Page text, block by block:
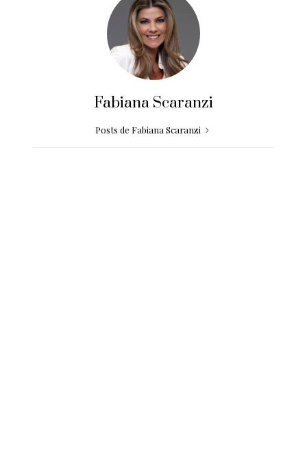
Fabiana Scaranzi
Posts de Fabiana Scaranzi